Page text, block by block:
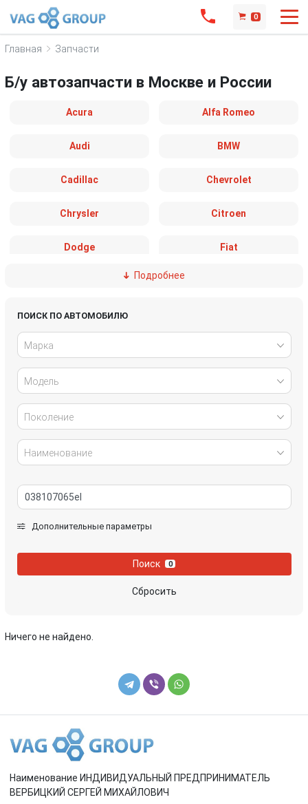
0
Главная Запчасти
Б/у автозапчасти в Москве и России
Acura Alfa Romeo
Audi BMW
Cadillac Chevrolet
Chrysler Citroen
Dodge Fiat
Honda
Kia
Land Rover
Mazda Mercedes-Benz
Nissan Opel
Toyota
Volvo
Подробнее
ПОИСК ПО АВТОМОБИЛЮ
Марка
Модель
Поколение
Наименование
Дополнительные параметры
Поиск 0
Сбросить
Ничего не найдено.
Наименование ИНДИВИДУАЛЬНЫЙ ПРЕДПРИНИМАТЕЛЬ
ВЕРБИЦКИЙ СЕРГЕЙ МИХАЙЛОВИЧ